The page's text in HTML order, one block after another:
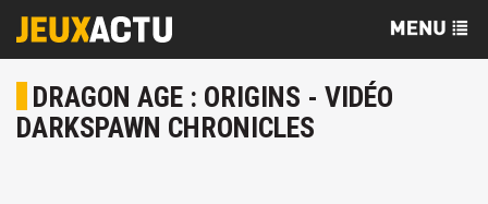
DRAGON AGE : ORIGINS - VIDÉO
DARKSPAWN CHRONICLES